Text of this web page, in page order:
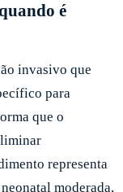
é
invasivo que
para
que o
representa
moderada,